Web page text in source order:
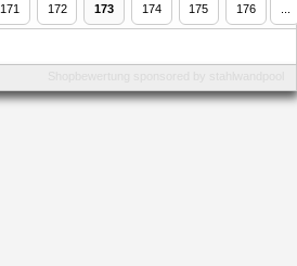
171 172 173 174 175 176